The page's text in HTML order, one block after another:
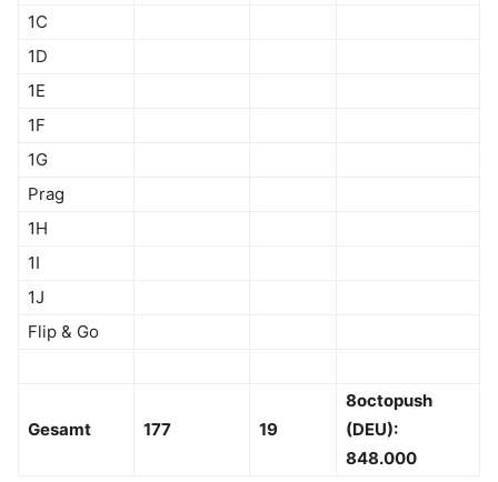
1C
1D
1E
1F
1G
Prag
1H
1I
1J
Flip & Go
Gesamt 177 19
8octopush
(DEU):
848.000